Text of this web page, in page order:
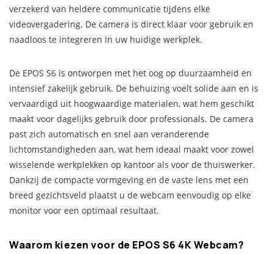
verzekerd van heldere communicatie tijdens elke
videovergadering. De camera is direct klaar voor gebruik en
naadloos te integreren in uw huidige werkplek.
De EPOS S6 is ontworpen met het oog op duurzaamheid en
intensief zakelijk gebruik. De behuizing voelt solide aan en is
vervaardigd uit hoogwaardige materialen, wat hem geschikt
maakt voor dagelijks gebruik door professionals. De camera
past zich automatisch en snel aan veranderende
lichtomstandigheden aan, wat hem ideaal maakt voor zowel
wisselende werkplekken op kantoor als voor de thuiswerker.
Dankzij de compacte vormgeving en de vaste lens met een
breed gezichtsveld plaatst u de webcam eenvoudig op elke
monitor voor een optimaal resultaat.
Waarom kiezen voor de EPOS S6 4K Webcam?